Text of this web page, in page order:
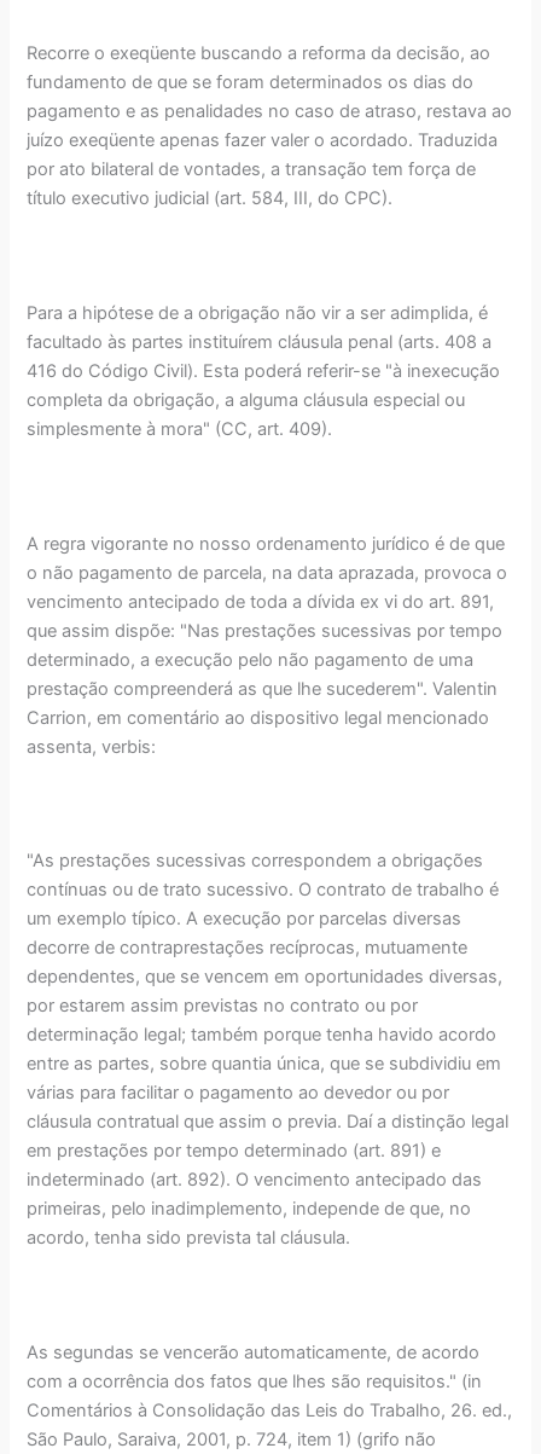
Recorre o exeqüente buscando a reforma da decisão, ao
fundamento de que se foram determinados os dias do
pagamento e as penalidades no caso de atraso, restava ao
juízo exeqüente apenas fazer valer o acordado. Traduzida
por ato bilateral de vontades, a transação tem força de
título executivo judicial (art. 584, III, do CPC).
Para a hipótese de a obrigação não vir a ser adimplida, é
facultado às partes instituírem cláusula penal (arts. 408 a
416 do Código Civil). Esta poderá referir-se "à inexecução
completa da obrigação, a alguma cláusula especial ou
simplesmente à mora" (CC, art. 409).
A regra vigorante no nosso ordenamento jurídico é de que
o não pagamento de parcela, na data aprazada, provoca o
vencimento antecipado de toda a dívida ex vi do art. 891,
que assim dispõe: "Nas prestações sucessivas por tempo
determinado, a execução pelo não pagamento de uma
prestação compreenderá as que lhe sucederem". Valentin
Carrion, em comentário ao dispositivo legal mencionado
assenta, verbis:
"As prestações sucessivas correspondem a obrigações
contínuas ou de trato sucessivo. O contrato de trabalho é
um exemplo típico. A execução por parcelas diversas
decorre de contraprestações recíprocas, mutuamente
dependentes, que se vencem em oportunidades diversas,
por estarem assim previstas no contrato ou por
determinação legal; também porque tenha havido acordo
entre as partes, sobre quantia única, que se subdividiu em
várias para facilitar o pagamento ao devedor ou por
cláusula contratual que assim o previa. Daí a distinção legal
em prestações por tempo determinado (art. 891) e
indeterminado (art. 892). O vencimento antecipado das
primeiras, pelo inadimplemento, independe de que, no
acordo, tenha sido prevista tal cláusula.
As segundas se vencerão automaticamente, de acordo
com a ocorrência dos fatos que lhes são requisitos." (in
Comentários à Consolidação das Leis do Trabalho, 26. ed.,
São Paulo, Saraiva, 2001, p. 724, item 1) (grifo não